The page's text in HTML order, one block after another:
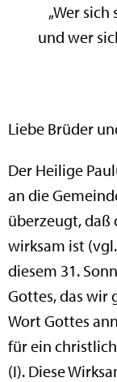
„Wer
und wer
Liebe Brüder
Der Heilige
an die
überzeugt, daß
wirksam ist
diesem 31.
Gottes, das wir
Wort Gottes
für ein
(I). Diese